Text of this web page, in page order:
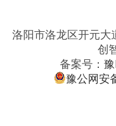
洛阳市洛龙区开元大
创
备案号：
豫公网安